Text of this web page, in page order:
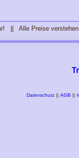
|| Alle Preise
Datenschutz|| AGB ||